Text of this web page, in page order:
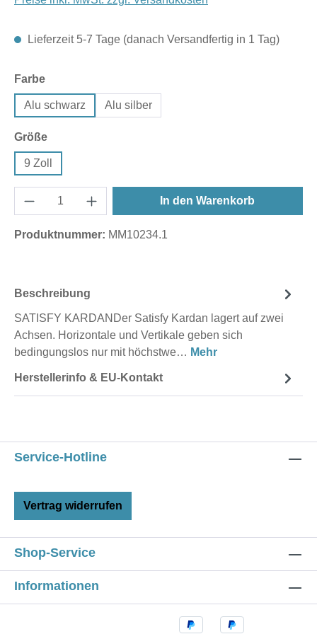
Lieferzeit 5-7 Tage (danach Versandfertig in 1 Tag)
Farbeauswählen
Alu schwarz Alu silber
Größeauswählen
9 Zoll
In den Warenkorb
Produktnummer: MM10234.1
Beschreibung
SATISFY KARDANDer Satisfy Kardan lagert auf zwei
Achsen. Horizontale und Vertikale geben sich
bedingungslos nur mit höchstwe… Mehr
Herstellerinfo & EU-Kontakt
Service-Hotline
Vertrag widerrufen
Shop-Service
Informationen